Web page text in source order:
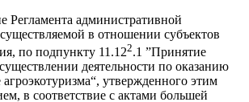
Регламента административной
в отношении субъектов
по подпункту 11.122.1 ”Принятие
деятельности по оказанию
агроэкотуризма“, утвержденного этим
в соответствие с актами большей